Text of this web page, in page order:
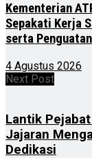
Kementerian
Sepakati Kerja
serta
4 Agustus 2026
Next Post
Lantik
Jajaran
Dedikasi